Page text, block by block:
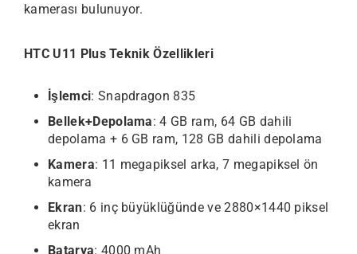
kamerası bulunuyor.
HTC U11 Plus Teknik Özellikleri
İşlemci: Snapdragon 835
Bellek+Depolama: 4 GB ram, 64 GB dahili
depolama + 6 GB ram, 128 GB dahili depolama
Kamera: 11 megapiksel arka, 7 megapiksel ön
kamera
Ekran: 6 inç büyüklüğünde ve 2880×1440 piksel
ekran
Batarya: 4000 mAh